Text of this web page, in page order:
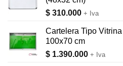
$ 310.000 + Iva
Cartelera Tipo
100x70 cm
$ 1.390.000 + Iva